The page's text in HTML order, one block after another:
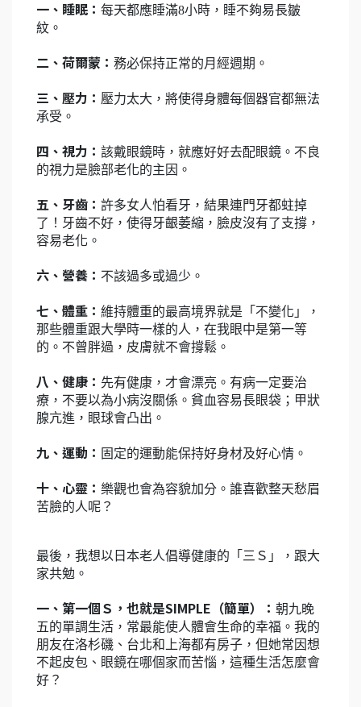
一、睡眠： 每天都應睡滿8小時，睡不夠易長皺
紋。
二、荷爾蒙： 務必保持正常的月經週期。
三、壓力： 壓力太大，將使得身體每個器官都無法
承受。
四、視力： 該戴眼鏡時，就應好好去配眼鏡。不良
的視力是臉部老化的主因。
五、牙齒： 許多女人怕看牙，結果連門牙都蛀掉
了！牙齒不好，使得牙齦萎縮，臉皮沒有了支撐，
容易老化。
六、營養： 不該過多或過少。
七、體重： 維持體重的最高境界就是「不變化」，
那些體重跟大學時一樣的人，在我眼中是第一等
的。不曾胖過，皮膚就不會撐鬆。
八、健康： 先有健康，才會漂亮。有病一定要治
療，不要以為小病沒關係。貧血容易長眼袋；甲狀
腺亢進，眼球會凸出。
九、運動： 固定的運動能保持好身材及好心情。
十、心靈： 樂觀也會為容貌加分。誰喜歡整天愁眉
苦臉的人呢？
最後，我想以日本老人倡導健康的「三Ｓ」，跟大
家共勉。
一、第一個Ｓ，也就是SIMPLE（簡單）： 朝九晚
五的單調生活，常最能使人體會生命的幸福。我的
朋友在洛杉磯、台北和上海都有房子，但她常因想
不起皮包、眼鏡在哪個家而苦惱，這種生活怎麼會
好？